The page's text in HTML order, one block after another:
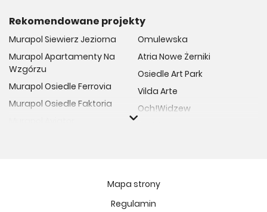
Rekomendowane projekty
Murapol Siewierz Jeziorna
Murapol Apartamenty Na
Wzgórzu
Murapol Osiedle Ferrovia
Murapol Osiedle Faktoria
Murapol Osiedle Szafirove
Omulewska
Atria Nowe Żerniki
Osiedle Art Park
Vilda Arte
Och!Widzew
Mapa strony
Regulamin